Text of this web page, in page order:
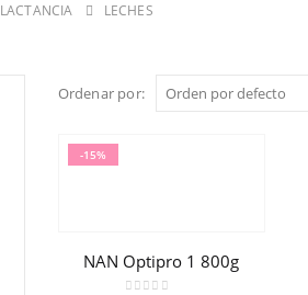
LACTANCIA LECHES
Ordenar por:
-15%
NAN Optipro 1 800g